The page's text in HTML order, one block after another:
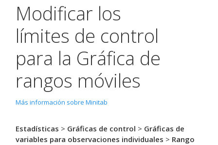
Modificar los
límites de control
para la Gráfica de
rangos móviles
Más información sobre Minitab
Estadísticas > Gráficas de control > Gráficas de
variables para observaciones individuales > Rango